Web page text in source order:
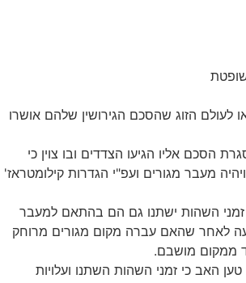
לעולם הזוג שהסכם הגירושין שלהם אושרו
הסכם אליו הגיעו הצדדים ובו צוין כי
ויהיה מעבר מגורים ועפ"י הגדרות קילומטראז'
השהות ישתנו גם הם בהתאם למעבר
לאחר שהאם עברה מקום מגורים מרוחק
ממקום מושבם.
האב כי זמני השהות השתנו ועלויות